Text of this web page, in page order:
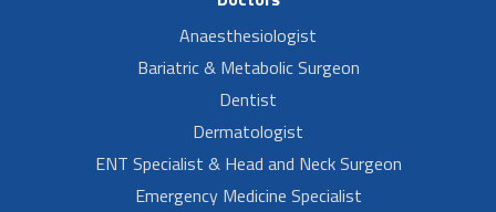
Anaesthesiologist
Bariatric & Metabolic Surgeon
Dentist
Dermatologist
ENT Specialist & Head and Neck Surgeon
Emergency Medicine Specialist